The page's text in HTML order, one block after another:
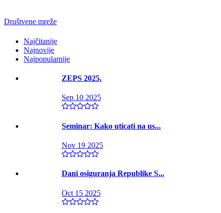
Društvene mreže
Najčitanije
Najnovije
Najpopularnije
ZEPS 2025.
Sep 10 2025
Seminar: Kako uticati na us...
Nov 19 2025
Dani osiguranja Republike S...
Oct 15 2025